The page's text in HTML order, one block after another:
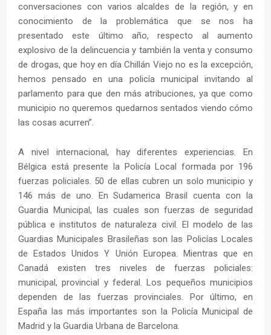
conversaciones con varios alcaldes de la región, y en
conocimiento de la problemática que se nos ha
presentado este último año, respecto al aumento
explosivo de la delincuencia y también la venta y consumo
de drogas, que hoy en día Chillán Viejo no es la excepción,
hemos pensado en una policía municipal invitando al
parlamento para que den más atribuciones, ya que como
municipio no queremos quedarnos sentados viendo cómo
las cosas acurren”.
A nivel internacional, hay diferentes experiencias. En
Bélgica está presente la Policía Local formada por 196
fuerzas policiales. 50 de ellas cubren un solo municipio y
146 más de uno. En Sudamerica Brasil cuenta con la
Guardia Municipal, las cuales son fuerzas de seguridad
pública e institutos de naturaleza civil. El modelo de las
Guardias Municipales Brasileñas son las Policías Locales
de Estados Unidos Y Unión Europea. Mientras que en
Canadá existen tres niveles de fuerzas policiales:
municipal, provincial y federal. Los pequeños municipios
dependen de las fuerzas provinciales. Por último, en
España las más importantes son la Policía Municipal de
Madrid y la Guardia Urbana de Barcelona.